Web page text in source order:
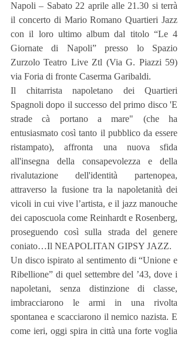
Napoli – Sabato 22 aprile alle 21.30 si terrà
il concerto di Mario Romano Quartieri Jazz
con il loro ultimo album dal titolo “Le 4
Giornate di Napoli” presso lo Spazio
Zurzolo Teatro Live Ztl (Via G. Piazzi 59)
via Foria di fronte Caserma Garibaldi.
Il chitarrista napoletano dei Quartieri
Spagnoli dopo il successo del primo disco 'E
strade cà portano a mare" (che ha
entusiasmato così tanto il pubblico da essere
ristampato), affronta una nuova sfida
all'insegna della consapevolezza e della
rivalutazione dell'identità partenopea,
attraverso la fusione tra la napoletanità dei
vicoli in cui vive l’artista, e il jazz manouche
dei caposcuola come Reinhardt e Rosenberg,
proseguendo così sulla strada del genere
coniato…Il NEAPOLITAN GIPSY JAZZ.
Un disco ispirato al sentimento di “Unione e
Ribellione” di quel settembre del ’43, dove i
napoletani, senza distinzione di classe,
imbracciarono le armi in una rivolta
spontanea e scacciarono il nemico nazista. E
come ieri, oggi spira in città una forte voglia